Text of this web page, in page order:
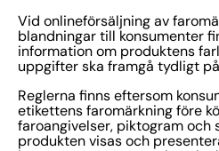
Vid onlineförsäljning av
blandningar till konsumenter
information om produktens
uppgifter ska framgå tydligt
Reglerna finns eftersom
etikettens faromärkning före
faroangivelser, piktogram och
produkten visas och